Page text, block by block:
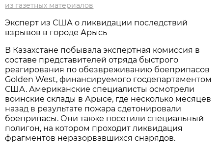
из газетных материалов
Эксперт из США о ликвидации последствий
взрывов в городе Арысь
В Казахстане побывала экспертная комиссия в
составе представителей отряда быстрого
реагирования по обезвреживанию боеприпасов
Golden West, финансируемого госдепартаментом
США. Американские специалисты осмотрели
воинские склады в Арысе, где несколько месяцев
назад в результате пожара сдетонировали
боеприпасы. Они также посетили специальный
полигон, на котором проходит ликвидация
фрагментов неразорвавшихся снарядов.